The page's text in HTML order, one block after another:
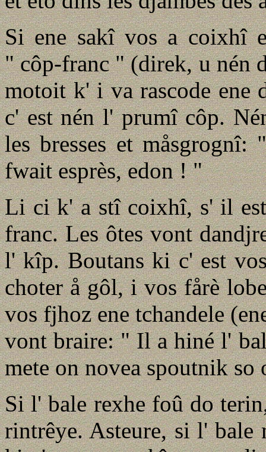
Si ene sakî vos a coixhî
" côp-franc " (direk, u nén
motoit k' i va rascode ene
c' est nén l' prumî côp.
les bresses et
fwait esprès, edon ! "
Li ci k' a stî coixhî, s' il
franc. Les ôtes vont
l' kîp. Boutans ki c' est
choter å gôl, i vos fårè
vos fjhoz ene tchandele
vont braire: " Il a hiné l'
mete on novea spoutnik
Si l' bale rexhe foû do
rintrêye. Asteure, si l' bale